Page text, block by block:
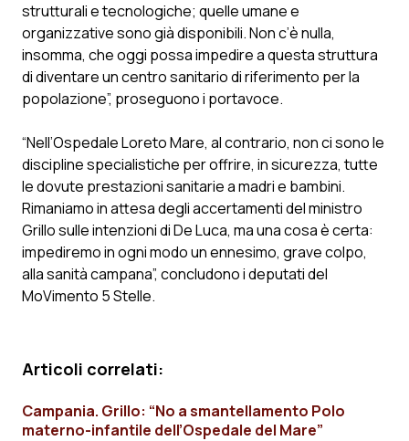
Calabria
Campania
Friuli Venezia Giulia
Lazio
Liguria
Marche
Molise
Asma & BPCO
Car-T
Dermatite Atopica
Diabete & glucometri
Disturbi dell’umore
Donna & Salute
Epatiti
strutturali e tecnologiche; quelle umane e
organizzative sono già disponibili. Non c’è nulla,
insomma, che oggi possa impedire a questa struttura
di diventare un centro sanitario di riferimento per la
popolazione”, proseguono i portavoce.
“Nell’Ospedale Loreto Mare, al contrario, non ci sono le
discipline specialistiche per offrire, in sicurezza, tutte
le dovute prestazioni sanitarie a madri e bambini.
Rimaniamo in attesa degli accertamenti del ministro
Grillo sulle intenzioni di De Luca, ma una cosa è certa:
impediremo in ogni modo un ennesimo, grave colpo,
alla sanità campana”, concludono i deputati del
MoVimento 5 Stelle.
Articoli correlati:
Campania. Grillo: “No a smantellamento Polo
materno-infantile dell’Ospedale del Mare”